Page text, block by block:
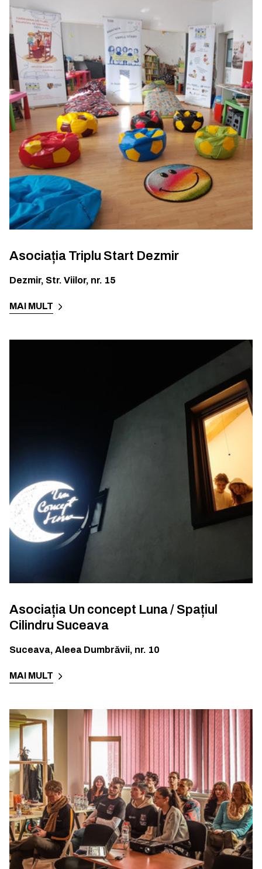
Asociația Triplu Start Dezmir
Dezmir, Str. Viilor, nr. 15
MAI MULT
Asociația Un concept Luna / Spațiul
Cilindru Suceava
Suceava, Aleea Dumbrăvii, nr. 10
MAI MULT